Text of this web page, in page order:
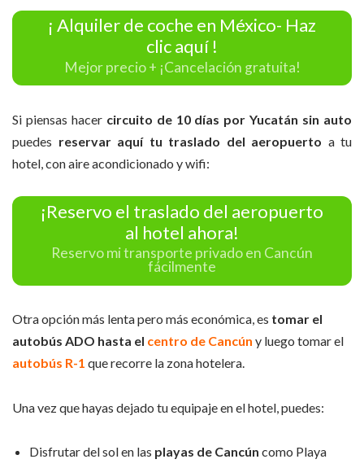
¡ Alquiler de coche en México- Haz
clic aquí !
Mejor precio + ¡Cancelación gratuita!
Si piensas hacer circuito de 10 días por Yucatán sin auto
puedes reservar aquí tu traslado del aeropuerto a tu
hotel, con aire acondicionado y wifi:
¡Reservo el traslado del aeropuerto
al hotel ahora!
Reservo mi transporte privado en Cancún
fácilmente
Otra opción más lenta pero más económica, es tomar el
autobús ADO hasta el centro de Cancún y luego tomar el
autobús R-1 que recorre la zona hotelera.
Una vez que hayas dejado tu equipaje en el hotel, puedes:
Disfrutar del sol en las playas de Cancún como Playa